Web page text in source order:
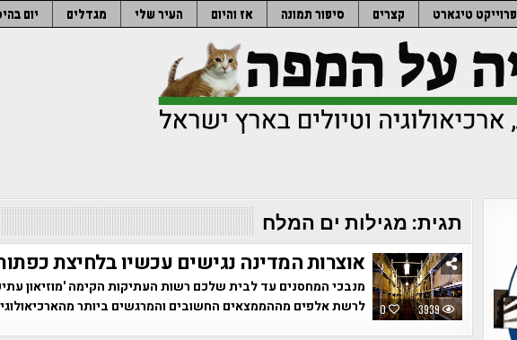
פרוייקט טיגארט קצרים סיפור תמונה אז והיום העיר שלי מגדלים יום
תגית: מגילות ים המלח
0 3939
אוצרות המדינה נגישים עכשיו בלחיצת
מנבכי המחסנים עד לבית שלכם רשות העתיקות הקימה 'מוזיאון
לרשת אלפים מההממצאים החשובים והמרגשים ביותר